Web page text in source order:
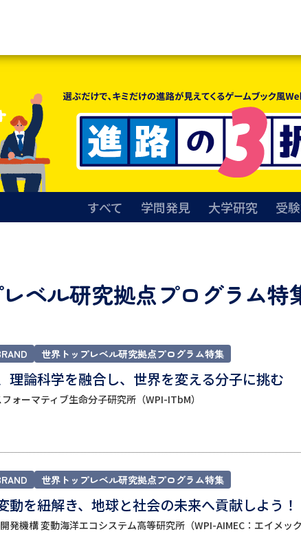
資料
大学・短大の資料種
大学パンフ
学部・学科
総合型選抜・学校推薦型選
大学入学共通テスト利用選
専門学校の資料請求 大学
幼稚園教員資格認定試験
高等学校（情報）教員資格
大学
大学で学べる内容や
新増設大学・学部・学科特
すべて 学問発見 大学研究 受
ベル研究拠点プログラム特
世界トップレベル研究拠点プログラム特集
理論科学を融合し、世界を変える分子に挑む
ォーマティブ生命分子研究所（WPI-ITbM）​
世界トップレベル研究拠点プログラム特集
動を紐解き、地球と社会の未来へ貢献しよう！
発機構 変動海洋エコシステム高等研究所（WPI-AIMEC：エイメック